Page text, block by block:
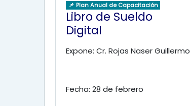
📌 Plan Anual de Capacitación
Libro de Sueldo
Digital
Expone: Cr. Rojas Naser Guillermo
Fecha: 28 de febrero